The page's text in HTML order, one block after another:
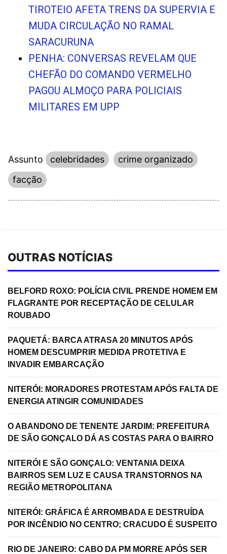
TIROTEIO AFETA TRENS DA SUPERVIA E
MUDA CIRCULAÇÃO NO RAMAL
SARACURUNA
PENHA: CONVERSAS REVELAM QUE
CHEFÃO DO COMANDO VERMELHO
PAGOU ALMOÇO PARA POLICIAIS
MILITARES EM UPP
Assunto celebridades
crime organizado
facção
OUTRAS NOTÍCIAS
BELFORD ROXO: POLÍCIA CIVIL PRENDE HOMEM EM
FLAGRANTE POR RECEPTAÇÃO DE CELULAR
ROUBADO
PAQUETÁ: BARCA ATRASA 20 MINUTOS APÓS
HOMEM DESCUMPRIR MEDIDA PROTETIVA E
INVADIR EMBARCAÇÃO
NITERÓI: MORADORES PROTESTAM APÓS FALTA DE
ENERGIA ATINGIR COMUNIDADES
O ABANDONO DE TENENTE JARDIM: PREFEITURA
DE SÃO GONÇALO DÁ AS COSTAS PARA O BAIRRO
NITERÓI E SÃO GONÇALO: VENTANIA DEIXA
BAIRROS SEM LUZ E CAUSA TRANSTORNOS NA
REGIÃO METROPOLITANA
NITERÓI: GRÁFICA É ARROMBADA E DESTRUÍDA
POR INCÊNDIO NO CENTRO; CRACUDO É SUSPEITO
RIO DE JANEIRO: CABO DA PM MORRE APÓS SER